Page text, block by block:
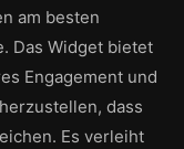
am besten
Das Widget bietet
Engagement und
dass
Es verleiht